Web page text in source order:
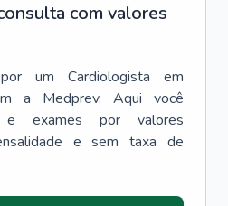
com valores
um Cardiologista
em
a Medprev. Aqui você
e exames por valores
e sem taxa de